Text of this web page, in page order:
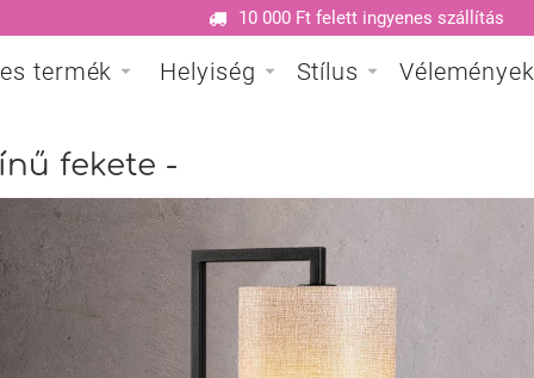
10 000 Ft felett ingyenes szállítás
termék Helyiség Stílus Vélemények
fekete -